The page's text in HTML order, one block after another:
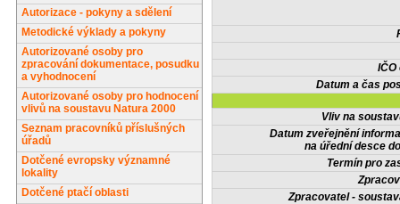
Autorizace - pokyny a sdělení
Metodické výklady a pokyny
Autorizované osoby pro
zpracování dokumentace, posudku
a vyhodnocení
Autorizované osoby pro hodnocení
vlivů na soustavu Natura 2000
Seznam pracovníků příslušných
úřadů
Dotčené evropsky významné
lokality
Dotčené ptačí oblasti
IČO
Datum a čas
Vliv na
Datum zveřejnění
na úřední desce
Termín pro
Zpracovatel -